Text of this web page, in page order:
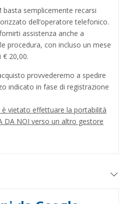
basta semplicemente recarsi
dell’operatore telefonico.
assistenza anche a
procedura, con incluso un mese
20,00.
provvederemo a spedire
indicato in fase di registrazione
è vietato effettuare la portabilità
DA NOI verso un altro gestore